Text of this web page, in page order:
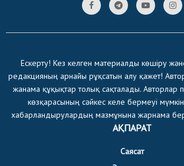
Ескерту! Кез келген материалды көшіру
редакцияның арнайы рұқсатын алу қажет!
жанама құқықтар толық сақталады. Авторлар
көзқарасының сәйкес келе бермеуі
хабарландырулардың мазмұнына жарнама
АҚПАРАТ
Саясат